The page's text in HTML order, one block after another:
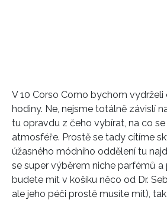
V 10 Corso Como bychom vydrželi
hodiny. Ne, nejsme totálně závislí
tu opravdu z čeho vybírat, na co
atmosféře. Prostě se tady cítíme
úžasného módního oddělení tu
se super výběrem niche parfémů a
budete mít v košíku něco od Dr.
ale jeho péči prostě musíte mít),